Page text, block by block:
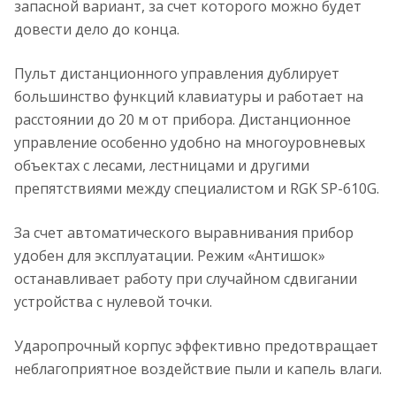
запасной вариант, за счет которого можно будет
довести дело до конца.
Пульт дистанционного управления дублирует
большинство функций клавиатуры и работает на
расстоянии до 20 м от прибора. Дистанционное
управление особенно удобно на многоуровневых
объектах с лесами, лестницами и другими
препятствиями между специалистом и RGK SP-610G.
За счет автоматического выравнивания прибор
удобен для эксплуатации. Режим «Антишок»
останавливает работу при случайном сдвигании
устройства с нулевой точки.
Ударопрочный корпус эффективно предотвращает
неблагоприятное воздействие пыли и капель влаги.